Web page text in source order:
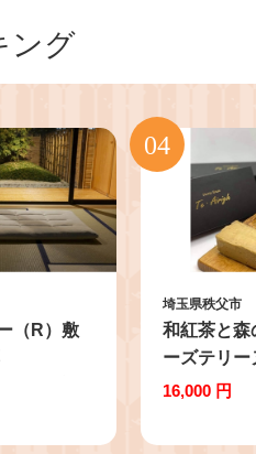
ング
（R）敷
／ ブレ
埼玉県秩父市
和紅茶と森
ーズテリー
滑らか チー
16,000 円